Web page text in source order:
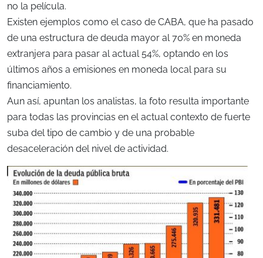
no la película.
Existen ejemplos como el caso de CABA, que ha pasado
de una estructura de deuda mayor al 70% en moneda
extranjera para pasar al actual 54%, optando en los
últimos años a emisiones en moneda local para su
financiamiento.
Aun así, apuntan los analistas, la foto resulta importante
para todas las provincias en el actual contexto de fuerte
suba del tipo de cambio y de una probable
desaceleración del nivel de actividad.